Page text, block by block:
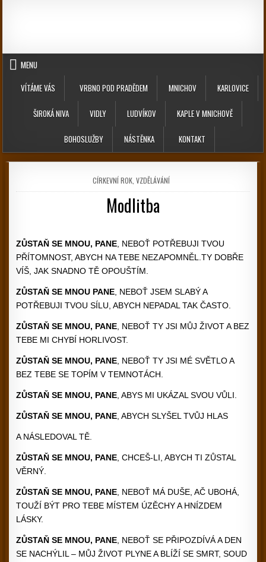
MENU
VÍTÁME VÁS
VRBNO POD PRADĚDEM MNICHOV KARLOVICE
ŠIROKÁ NIVA VIDLY LUDVÍKOV KAPLE V MNICHOVĚ
BOHOSLUŽBY NÁSTĚNKA KONTAKT
POSTED IN
CÍRKEVNÍ ROK, VZDĚLÁVÁNÍ
Modlitba
ZŮSTAŇ SE MNOU, PANE , NEBOŤ POTŘEBUJI TVOU
PŘÍTOMNOST, ABYCH NA TEBE NEZAPOMNĚL.TY DOBŘE
VÍŠ, JAK SNADNO TĚ OPOUŠTÍM.
ZŮSTAŇ SE MNOU PANE , NEBOŤ JSEM SLABÝ A
POTŘEBUJI TVOU SÍLU, ABYCH NEPADAL TAK ČASTO.
ZŮSTAŇ SE MNOU, PANE , NEBOŤ TY JSI MŮJ ŽIVOT A BEZ
TEBE MI CHYBÍ HORLIVOST.
ZŮSTAŇ SE MNOU, PANE , NEBOŤ TY JSI MÉ SVĚTLO A
BEZ TEBE SE TOPÍM V TEMNOTÁCH.
ZŮSTAŇ SE MNOU, PANE , ABYS MI UKÁZAL SVOU VŮLI.
ZŮSTAŇ SE MNOU, PANE , ABYCH SLYŠEL TVŮJ HLAS
A NÁSLEDOVAL TĚ.
ZŮSTAŇ SE MNOU, PANE , CHCEŠ-LI, ABYCH TI ZŮSTAL
VĚRNÝ.
ZŮSTAŇ SE MNOU, PANE , NEBOŤ MÁ DUŠE, AČ UBOHÁ,
TOUŽÍ BÝT PRO TEBE MÍSTEM ÚZĚCHY A HNÍZDEM
LÁSKY.
ZŮSTAŇ SE MNOU, PANE , NEBOŤ SE PŘIPOZDÍVÁ A DEN
SE NACHÝLIL – MŮJ ŽIVOT PLYNE A BLÍŽÍ SE SMRT, SOUD